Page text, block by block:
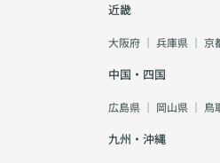
近畿
大阪府 ｜ 兵庫県 ｜ 京
中国・四国
広島県 ｜ 岡山県 ｜ 鳥
九州・沖縄